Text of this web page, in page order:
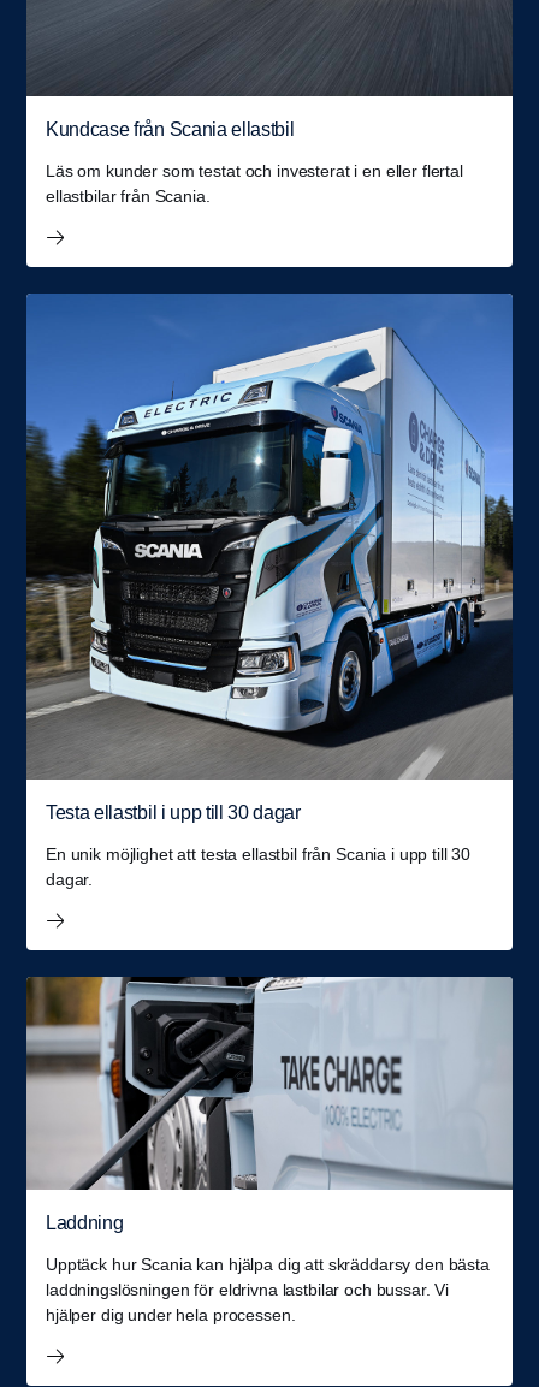
Kundcase från Scania ellastbil
Läs om kunder som testat och investerat i en eller flertal
ellastbilar från Scania.
Testa ellastbil i upp till 30 dagar
En unik möjlighet att testa ellastbil från Scania i upp till 30
dagar.
Laddning
Upptäck hur Scania kan hjälpa dig att skräddarsy den bästa
laddningslösningen för eldrivna lastbilar och bussar. Vi
hjälper dig under hela processen.